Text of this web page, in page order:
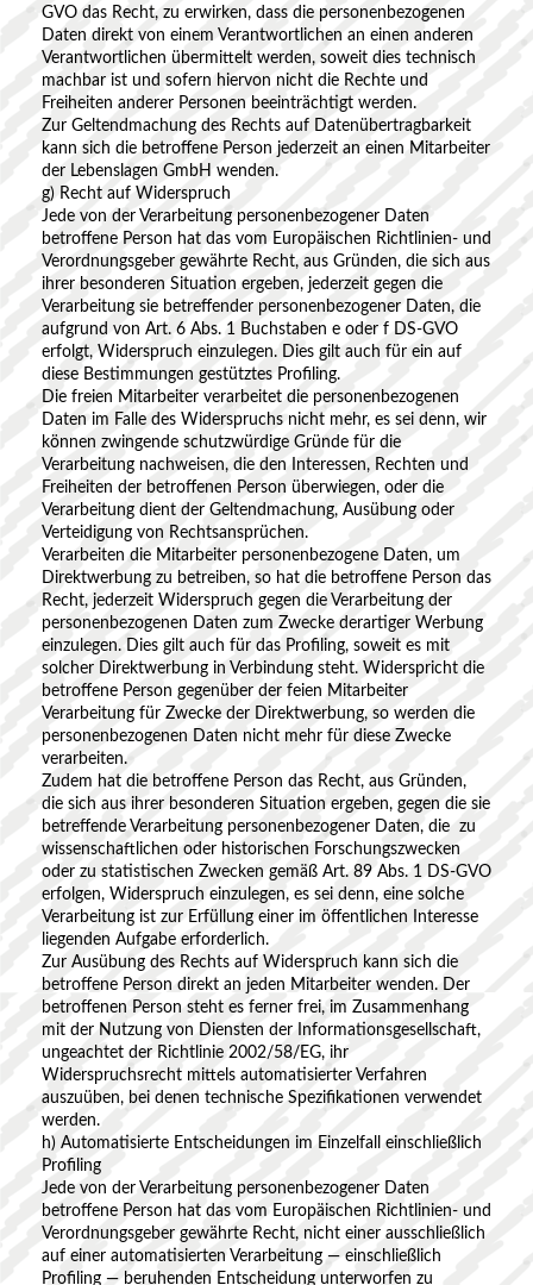
GVO das Recht, zu erwirken, dass die personenbezogenen
Daten direkt von einem Verantwortlichen an einen anderen
Verantwortlichen übermittelt werden, soweit dies technisch
machbar ist und sofern hiervon nicht die Rechte und
Freiheiten anderer Personen beeinträchtigt werden.
Zur Geltendmachung des Rechts auf Datenübertragbarkeit
kann sich die betroffene Person jederzeit an einen Mitarbeiter
der Lebenslagen GmbH wenden.
g) Recht auf Widerspruch
Jede von der Verarbeitung personenbezogener Daten
betroffene Person hat das vom Europäischen Richtlinien- und
Verordnungsgeber gewährte Recht, aus Gründen, die sich aus
ihrer besonderen Situation ergeben, jederzeit gegen die
Verarbeitung sie betreffender personenbezogener Daten, die
aufgrund von Art. 6 Abs. 1 Buchstaben e oder f DS-GVO
erfolgt, Widerspruch einzulegen. Dies gilt auch für ein auf
diese Bestimmungen gestütztes Profiling.
Die freien Mitarbeiter verarbeitet die personenbezogenen
Daten im Falle des Widerspruchs nicht mehr, es sei denn, wir
können zwingende schutzwürdige Gründe für die
Verarbeitung nachweisen, die den Interessen, Rechten und
Freiheiten der betroffenen Person überwiegen, oder die
Verarbeitung dient der Geltendmachung, Ausübung oder
Verteidigung von Rechtsansprüchen.
Verarbeiten die Mitarbeiter personenbezogene Daten, um
Direktwerbung zu betreiben, so hat die betroffene Person das
Recht, jederzeit Widerspruch gegen die Verarbeitung der
personenbezogenen Daten zum Zwecke derartiger Werbung
einzulegen. Dies gilt auch für das Profiling, soweit es mit
solcher Direktwerbung in Verbindung steht. Widerspricht die
betroffene Person gegenüber der feien Mitarbeiter
Verarbeitung für Zwecke der Direktwerbung, so werden die
personenbezogenen Daten nicht mehr für diese Zwecke
verarbeiten.
Zudem hat die betroffene Person das Recht, aus Gründen,
die sich aus ihrer besonderen Situation ergeben, gegen die sie
betreffende Verarbeitung personenbezogener Daten, die zu
wissenschaftlichen oder historischen Forschungszwecken
oder zu statistischen Zwecken gemäß Art. 89 Abs. 1 DS-GVO
erfolgen, Widerspruch einzulegen, es sei denn, eine solche
Verarbeitung ist zur Erfüllung einer im öffentlichen Interesse
liegenden Aufgabe erforderlich.
Zur Ausübung des Rechts auf Widerspruch kann sich die
betroffene Person direkt an jeden Mitarbeiter wenden. Der
betroffenen Person steht es ferner frei, im Zusammenhang
mit der Nutzung von Diensten der Informationsgesellschaft,
ungeachtet der Richtlinie 2002/58/EG, ihr
Widerspruchsrecht mittels automatisierter Verfahren
auszuüben, bei denen technische Spezifikationen verwendet
werden.
h) Automatisierte Entscheidungen im Einzelfall einschließlich
Profiling
Jede von der Verarbeitung personenbezogener Daten
betroffene Person hat das vom Europäischen Richtlinien- und
Verordnungsgeber gewährte Recht, nicht einer ausschließlich
auf einer automatisierten Verarbeitung — einschließlich
Profiling — beruhenden Entscheidung unterworfen zu